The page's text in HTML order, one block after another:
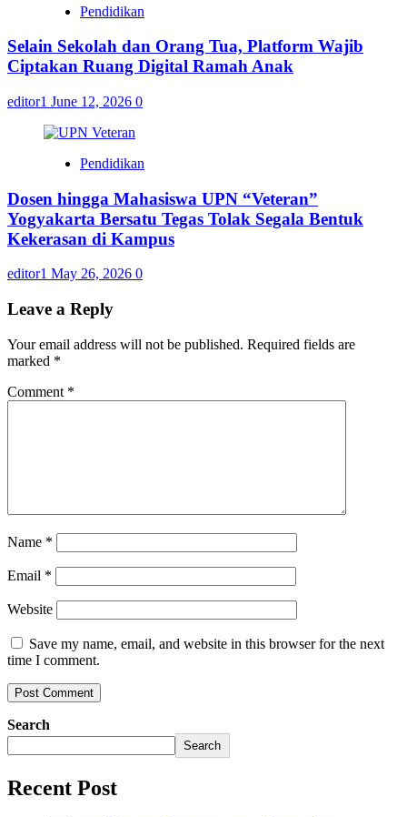
Pendidikan
Selain Sekolah dan Orang Tua, Platform Wajib
Ciptakan Ruang Digital Ramah Anak
editor1 June 12, 2026 0
Pendidikan
Dosen hingga Mahasiswa UPN “Veteran”
Yogyakarta Bersatu Tegas Tolak Segala Bentuk
Kekerasan di Kampus
editor1 May 26, 2026 0
Leave a Reply
Your email address will not be published. Required fields are
marked *
Comment *
Name *
Email *
Website
Save my name, email, and website in this browser for the next
time I comment.
Search
Search
Recent Post